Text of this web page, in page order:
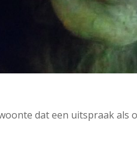
dat een uitspraak